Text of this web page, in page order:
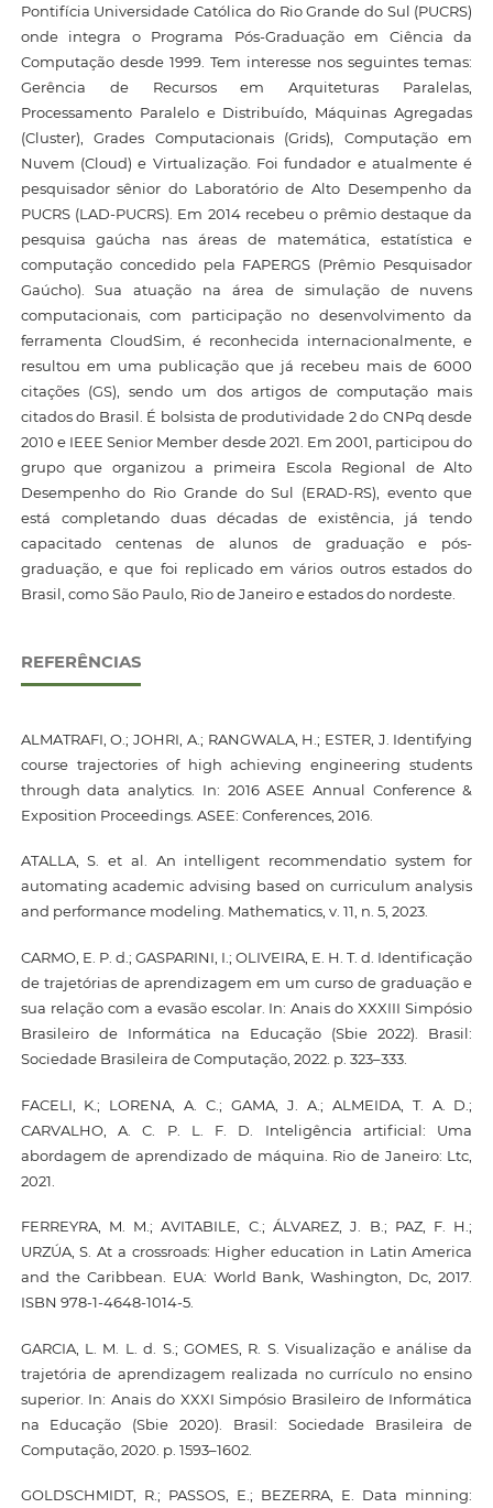
Pontifícia Universidade Católica do Rio Grande do Sul (PUCRS)
onde integra o Programa Pós-Graduação em Ciência da
Computação desde 1999. Tem interesse nos seguintes temas:
Gerência de Recursos em Arquiteturas Paralelas,
Processamento Paralelo e Distribuído, Máquinas Agregadas
(Cluster), Grades Computacionais (Grids), Computação em
Nuvem (Cloud) e Virtualização. Foi fundador e atualmente é
pesquisador sênior do Laboratório de Alto Desempenho da
PUCRS (LAD-PUCRS). Em 2014 recebeu o prêmio destaque da
pesquisa gaúcha nas áreas de matemática, estatística e
computação concedido pela FAPERGS (Prêmio Pesquisador
Gaúcho). Sua atuação na área de simulação de nuvens
computacionais, com participação no desenvolvimento da
ferramenta CloudSim, é reconhecida internacionalmente, e
resultou em uma publicação que já recebeu mais de 6000
citações (GS), sendo um dos artigos de computação mais
citados do Brasil. É bolsista de produtividade 2 do CNPq desde
2010 e IEEE Senior Member desde 2021. Em 2001, participou do
grupo que organizou a primeira Escola Regional de Alto
Desempenho do Rio Grande do Sul (ERAD-RS), evento que
está completando duas décadas de existência, já tendo
capacitado centenas de alunos de graduação e pós-
graduação, e que foi replicado em vários outros estados do
Brasil, como São Paulo, Rio de Janeiro e estados do nordeste.
REFERÊNCIAS
ALMATRAFI, O.; JOHRI, A.; RANGWALA, H.; ESTER, J. Identifying
course trajectories of high achieving engineering students
through data analytics. In: 2016 ASEE Annual Conference &
Exposition Proceedings. ASEE: Conferences, 2016.
ATALLA, S. et al. An intelligent recommendatio system for
automating academic advising based on curriculum analysis
and performance modeling. Mathematics, v. 11, n. 5, 2023.
CARMO, E. P. d.; GASPARINI, I.; OLIVEIRA, E. H. T. d. Identificação
de trajetórias de aprendizagem em um curso de graduação e
sua relação com a evasão escolar. In: Anais do XXXIII Simpósio
Brasileiro de Informática na Educação (Sbie 2022). Brasil:
Sociedade Brasileira de Computação, 2022. p. 323–333.
FACELI, K.; LORENA, A. C.; GAMA, J. A.; ALMEIDA, T. A. D.;
CARVALHO, A. C. P. L. F. D. Inteligência artificial: Uma
abordagem de aprendizado de máquina. Rio de Janeiro: Ltc,
2021.
FERREYRA, M. M.; AVITABILE, C.; ÁLVAREZ, J. B.; PAZ, F. H.;
URZÚA, S. At a crossroads: Higher education in Latin America
and the Caribbean. EUA: World Bank, Washington, Dc, 2017.
ISBN 978-1-4648-1014-5.
GARCIA, L. M. L. d. S.; GOMES, R. S. Visualização e análise da
trajetória de aprendizagem realizada no currículo no ensino
superior. In: Anais do XXXI Simpósio Brasileiro de Informática
na Educação (Sbie 2020). Brasil: Sociedade Brasileira de
Computação, 2020. p. 1593–1602.
GOLDSCHMIDT, R.; PASSOS, E.; BEZERRA, E. Data minning: